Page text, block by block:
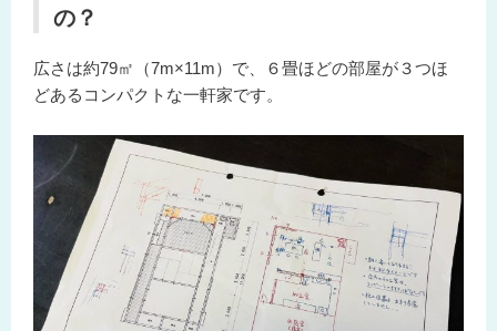
の？
広さは約79㎡（7m×11m）で、６畳ほどの部屋が３つほ
どあるコンパクトな一軒家です。